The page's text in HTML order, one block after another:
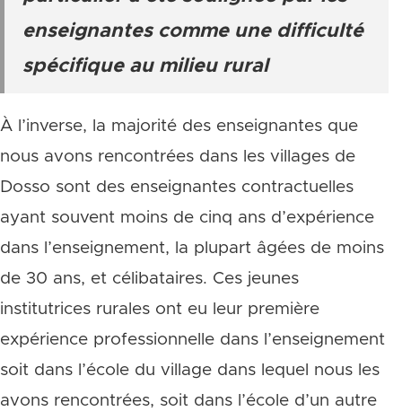
enseignantes comme une difficulté
spécifique au milieu rural
À l’inverse, la majorité des enseignantes que
nous avons rencontrées dans les villages de
Dosso sont des enseignantes contractuelles
ayant souvent moins de cinq ans d’expérience
dans l’enseignement, la plupart âgées de moins
de 30 ans, et célibataires. Ces jeunes
institutrices rurales ont eu leur première
expérience professionnelle dans l’enseignement
soit dans l’école du village dans lequel nous les
avons rencontrées, soit dans l’école d’un autre